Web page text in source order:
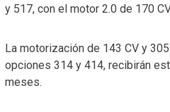
y 517, con el motor 2.0 de 170
La motorización de 143 CV y
opciones 314 y 414, recibirán
meses.